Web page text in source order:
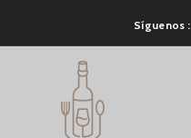
Síguenos :